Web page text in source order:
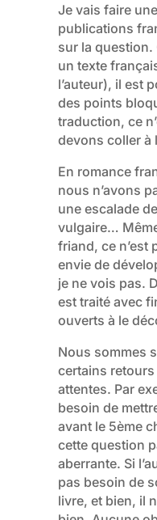
Je vais faire
publications
sur la question.
un texte
l’auteur), il est
des points
traduction, ce
devons coller à
En romance
nous n’avons
une escalade
vulgaire…
friand, ce n’est
envie de
je ne vois pas.
est traité avec
ouverts à le
Nous sommes
certains retours
attentes. Par
besoin de
avant le 5ème
cette question
aberrante. Si
pas besoin de
livre, et bien, il